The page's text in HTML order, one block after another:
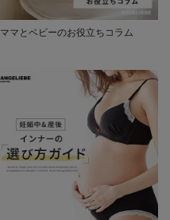
ママとベビーのお役立ちコラム